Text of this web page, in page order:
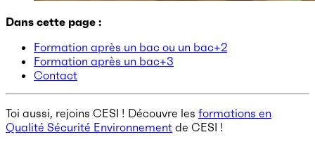
Dans cette page :
Formation après un bac ou un bac+2
Formation après un bac+3
Contact
Toi aussi, rejoins CESI ! Découvre les formations en
Qualité Sécurité Environnement de CESI !